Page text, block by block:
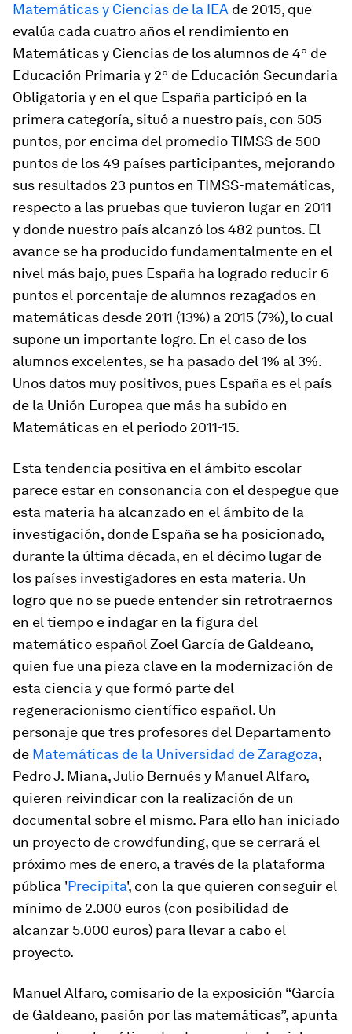
Matemáticas y Ciencias de la IEA de 2015, que
evalúa cada cuatro años el rendimiento en
Matemáticas y Ciencias de los alumnos de 4º de
Educación Primaria y 2º de Educación Secundaria
Obligatoria y en el que España participó en la
primera categoría, situó a nuestro país, con 505
puntos, por encima del promedio TIMSS de 500
puntos de los 49 países participantes, mejorando
sus resultados 23 puntos en TIMSS-matemáticas,
respecto a las pruebas que tuvieron lugar en 2011
y donde nuestro país alcanzó los 482 puntos. El
avance se ha producido fundamentalmente en el
nivel más bajo, pues España ha logrado reducir 6
puntos el porcentaje de alumnos rezagados en
matemáticas desde 2011 (13%) a 2015 (7%), lo cual
supone un importante logro. En el caso de los
alumnos excelentes, se ha pasado del 1% al 3%.
Unos datos muy positivos, pues España es el país
de la Unión Europea que más ha subido en
Matemáticas en el periodo 2011-15.
Esta tendencia positiva en el ámbito escolar
parece estar en consonancia con el despegue que
esta materia ha alcanzado en el ámbito de la
investigación, donde España se ha posicionado,
durante la última década, en el décimo lugar de
los países investigadores en esta materia. Un
logro que no se puede entender sin retrotraernos
en el tiempo e indagar en la figura del
matemático español Zoel García de Galdeano,
quien fue una pieza clave en la modernización de
esta ciencia y que formó parte del
regeneracionismo científico español. Un
personaje que tres profesores del Departamento
de Matemáticas de la Universidad de Zaragoza,
Pedro J. Miana, Julio Bernués y Manuel Alfaro,
quieren reivindicar con la realización de un
documental sobre el mismo. Para ello han iniciado
un proyecto de crowdfunding, que se cerrará el
próximo mes de enero, a través de la plataforma
pública 'Precipita', con la que quieren conseguir el
mínimo de 2.000 euros (con posibilidad de
alcanzar 5.000 euros) para llevar a cabo el
proyecto.
Manuel Alfaro, comisario de la exposición “García
de Galdeano, pasión por las matemáticas”, apunta